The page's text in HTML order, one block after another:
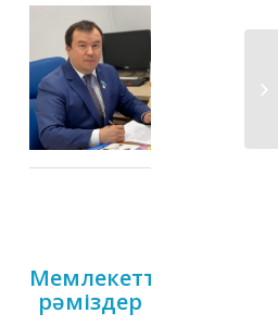
Мемлекеттік
рәміздер